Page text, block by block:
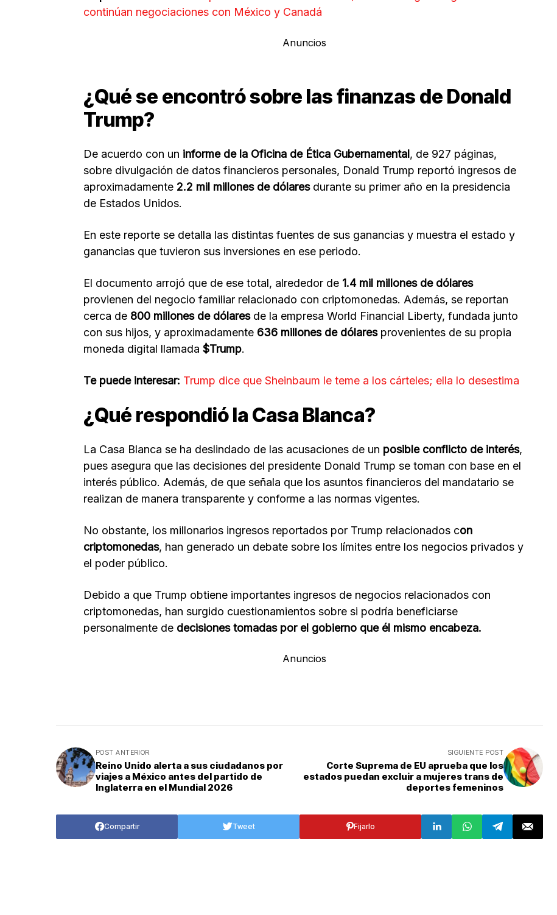
continúan negociaciones con México y Canadá
Anuncios
¿Qué se encontró sobre las finanzas de Donald
Trump?
De acuerdo con un informe de la Oficina de Ética Gubernamental, de 927 páginas,
sobre divulgación de datos financieros personales, Donald Trump reportó ingresos de
aproximadamente 2.2 mil millones de dólaresdurante su primer año en la presidencia
de Estados Unidos.
En este reporte se detalla las distintas fuentes de sus ganancias y muestra el estado y
ganancias que tuvieron sus inversiones en ese periodo.
El documento arrojó que de ese total, alrededor de 1.4 mil millones de dólares
provienen del negocio familiar relacionado con criptomonedas. Además, se reportan
cerca de 800 millones de dólaresde la empresa World Financial Liberty, fundada junto
con sus hijos, y aproximadamente 636 millones de dólaresprovenientes de su propia
moneda digital llamada $Trump.
Te puede interesar: Trump dice que Sheinbaum le teme a los cárteles; ella lo desestima
¿Qué respondió la Casa Blanca?
La Casa Blanca se ha deslindado de las acusaciones de un posible conflicto de interés,
pues asegura que las decisiones del presidente Donald Trump se toman con base en el
interés público. Además, de que señala que los asuntos financieros del mandatario se
realizan de manera transparente y conforme a las normas vigentes.
No obstante, los millonarios ingresos reportados por Trump relacionados con
criptomonedas, han generado un debate sobre los límites entre los negocios privados y
el poder público.
Debido a que Trump obtiene importantes ingresos de negocios relacionados con
criptomonedas, han surgido cuestionamientos sobre si podría beneficiarse
personalmente de decisiones tomadas por el gobierno que él mismo encabeza.
Anuncios
POST ANTERIOR
Reino Unido alerta a sus ciudadanos por
viajes a México antes del partido de
Inglaterra en el Mundial 2026
SIGUIENTE POST
Corte Suprema de EU aprueba que los
estados puedan excluir a mujeres trans de
deportes femeninos
Compartir Tweet Fijarlo